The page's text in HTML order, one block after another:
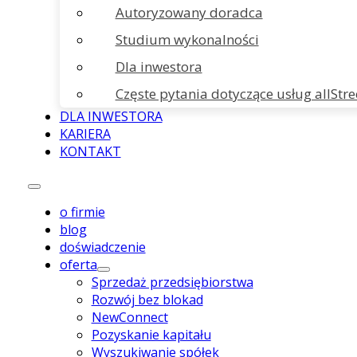
Autoryzowany doradca
Studium wykonalności
Dla inwestora
Częste pytania dotyczące usług
DLA INWESTORA
KARIERA
KONTAKT
o firmie
blog
doświadczenie
oferta
Sprzedaż przedsiębiorstwa
Rozwój bez blokad
NewConnect
Pozyskanie kapitału
Wyszukiwanie spółek